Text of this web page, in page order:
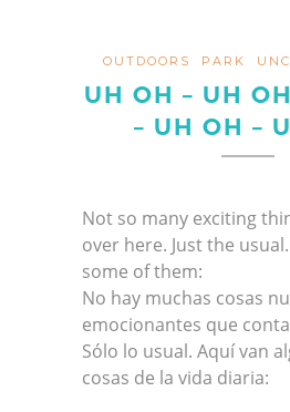
OUTDOORS PARK
UH OH – UH
– UH OH –
Not so many exciting
over here. Just the
some of them:
No hay muchas cosas
emocionantes que
Sólo lo usual. Aquí van
cosas de la vida diaria: